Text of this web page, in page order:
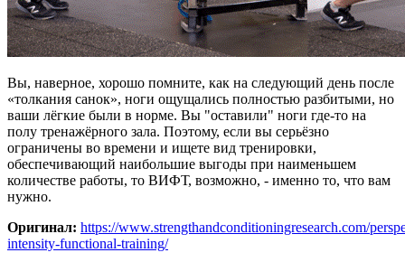
Вы, наверное, хорошо помните, как на следующий день после
«толкания санок», ноги ощущались полностью разбитыми, но
ваши лёгкие были в норме. Вы "оставили" ноги где-то на
полу тренажёрного зала. Поэтому, если вы серьёзно
ограничены во времени и ищете вид тренировки,
обеспечивающий наибольшие выгоды при наименьшем
количестве работы, то ВИФТ, возможно, - именно то, что вам
нужно.
Оригинал: https://www.strengthandconditioningresearch.com/
intensity-functional-training/